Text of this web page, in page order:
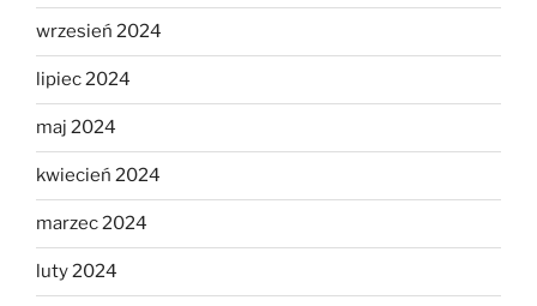
wrzesień 2024
lipiec 2024
maj 2024
kwiecień 2024
marzec 2024
luty 2024